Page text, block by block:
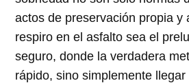
actos de preservación propia y
respiro en el asfalto sea el
seguro, donde la verdadera
rápido, sino simplemente